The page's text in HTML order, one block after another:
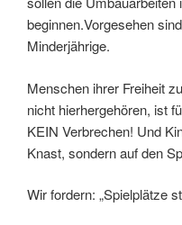
beginnen.Vorgesehen
Minderjährige.
Menschen ihrer Freiheit
nicht hierhergehören, ist
KEIN Verbrechen! Und
Knast, sondern auf den
Wir fordern: „Spielplätze